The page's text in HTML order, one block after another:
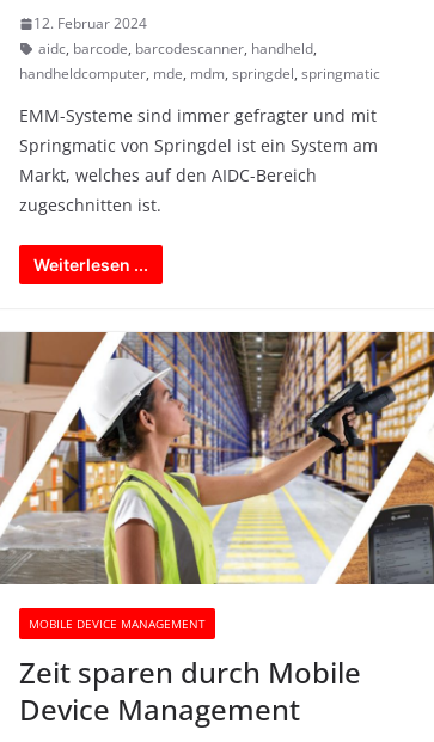
12. Februar 2024
aidc, barcode, barcodescanner, handheld,
handheldcomputer, mde, mdm, springdel, springmatic
EMM-Systeme sind immer gefragter und mit
Springmatic von Springdel ist ein System am
Markt, welches auf den AIDC-Bereich
zugeschnitten ist.
Weiterlesen ...
MOBILE DEVICE MANAGEMENT
Zeit sparen durch Mobile
Device Management